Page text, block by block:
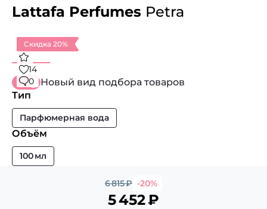
Lattafa Perfumes Petra
Скидка 20%
14
0
Новый вид подбора товаров
Тип
Парфюмерная вода
Объём
100 мл
6 815₽ -20%
5 452₽